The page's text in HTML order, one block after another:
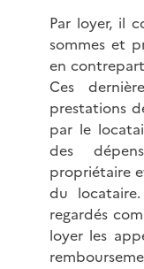
Par loyer, il
sommes et
en
Ces
prestations
par le
des
propriétaire
du
regardés
loyer les